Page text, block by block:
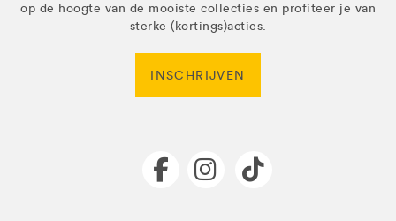
op de hoogte van de mooiste collecties en profiteer je van
sterke (kortings)acties.
INSCHRIJVEN